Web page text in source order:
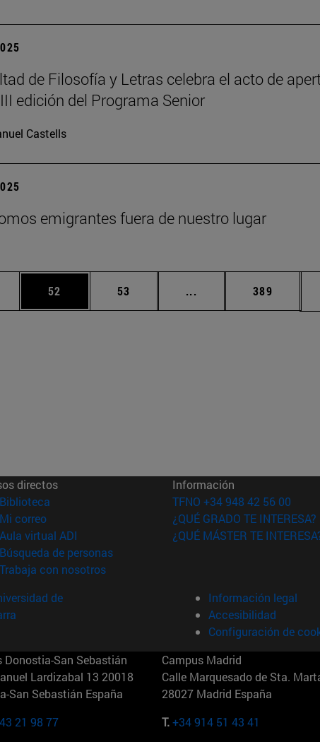
de Filosofía y Letras celebra el acto de
edición del Programa Senior
Castells
emigrantes fuera de nuestro lugar
Use TAB para desplazarse.
Página
52 Página
53 ... Páginas intermedias
Página
389
directos
Biblioteca (abre en nueva ventana)
Mi correo(abre en nueva ventana)
Aula virtual ADI (abre en nueva ventana)
Búsqueda de personas(abre en nueva ventana)
Trabaja con nosotros(abre en nueva ventana)
Información
TFNO +34 948 42 56 00
¿QUÉ GRADO TE INTERESA?
¿QUÉ MÁSTER TE
de
Información legal
Accesibilidad
Configuración de
Donostia-San Sebastián
Lardizabal 13 20018
San Sebastián España
21 98 77
Campus Madrid
Calle Marquesado de Sta.
28027 Madrid España
T.+34 914 51 43 41